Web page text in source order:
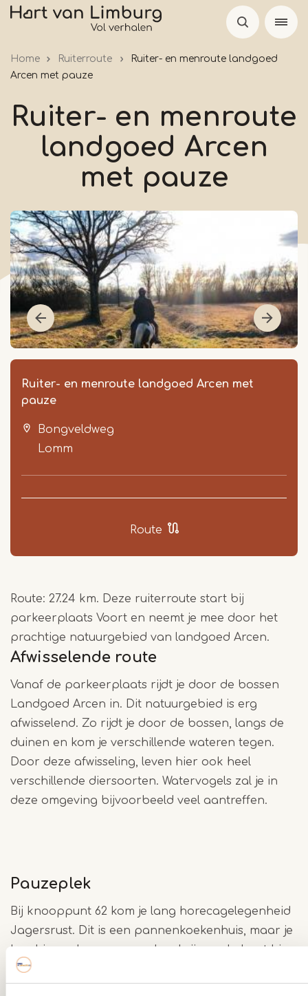
Overslaan
gaan
Home Ruiterroute
Ruiter- en menroute landgoed
Arcen met pauze
Ruiter- en menroute
landgoed Arcen
met pauze
Ruiter- en menroute landgoed Arcen met
pauze
Bongveldweg
Lomm
Route
Route: 27.24 km. Deze ruiterroute start bij
parkeerplaats Voort en neemt je mee door het
prachtige natuurgebied van landgoed Arcen.
Afwisselende route
Vanaf de parkeerplaats rijdt je door de bossen
Landgoed Arcen in. Dit natuurgebied is erg
afwisselend. Zo rijdt je door de bossen, langs de
duinen en kom je verschillende wateren tegen.
Door deze afwisseling, leven hier ook heel
verschillende diersoorten. Watervogels zal je in
deze omgeving bijvoorbeeld veel aantreffen.
Pauzeplek
Bij knooppunt 62 kom je lang horecagelegenheid
Jagersrust. Dit is een pannenkoekenhuis, maar je
kan hier ook genoeg anders krijgen. Je bent hier
ongeveer op de helft van de route, dus dit is een